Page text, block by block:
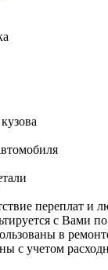
переплат и
с Вами
в
с учетом